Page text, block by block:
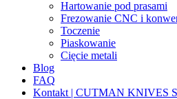
Hartowanie pod prasami
Frezowanie CNC i
Toczenie
Piaskowanie
Cięcie metali
Blog
FAQ
Kontakt | CUTMAN KNIVES